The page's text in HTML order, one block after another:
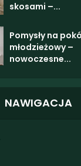
skosami –...
Pomysły na
młodzieżowy –
nowoczesne...
NAWIGACJA